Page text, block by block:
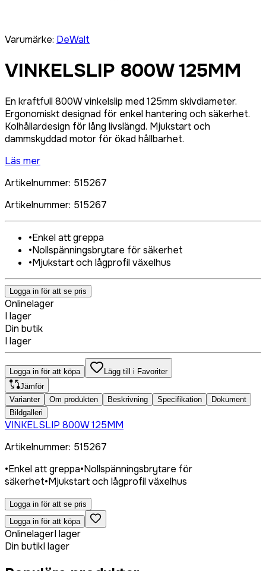
Varumärke: DeWalt
VINKELSLIP 800W 125MM
En kraftfull 800W vinkelslip med 125mm skivdiameter.
Ergonomiskt designad för enkel hantering och säkerhet.
Kolhållardesign för lång livslängd. Mjukstart och
dammskyddad motor för ökad hållbarhet.
Läs mer
Artikelnummer: 515267
Artikelnummer: 515267
•Enkel att greppa
•Nollspänningsbrytare för säkerhet
•Mjukstart och lågprofil växelhus
Logga in för att se pris
Onlinelager
I lager
Din butik
I lager
Logga in för att köpa
Lägg till i Favoriter
Jämför
Varianter
Om produkten Beskrivning Specifikation
Dokument
Bildgalleri
VINKELSLIP 800W 125MM
Artikelnummer: 515267
•Enkel att greppa•Nollspänningsbrytare för
säkerhet•Mjukstart och lågprofil växelhus
Logga in för att se pris
Logga in för att köpa
OnlinelagerI lager
Din butikI lager